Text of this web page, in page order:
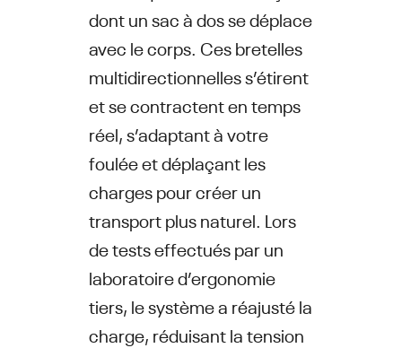
dont un sac à dos se déplace
avec le corps. Ces bretelles
multidirectionnelles s’étirent
et se contractent en temps
réel, s’adaptant à votre
foulée et déplaçant les
charges pour créer un
transport plus naturel. Lors
de tests effectués par un
laboratoire d’ergonomie
tiers, le système a réajusté la
charge, réduisant la tension